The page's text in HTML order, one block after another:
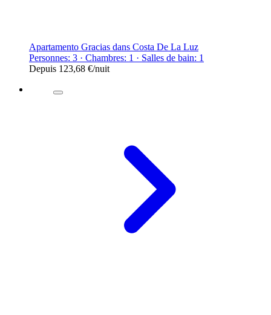
Apartamento Gracias dans Costa De La Luz
Personnes: 3 · Chambres: 1 · Salles de bain: 1
Depuis 123,68 €/nuit